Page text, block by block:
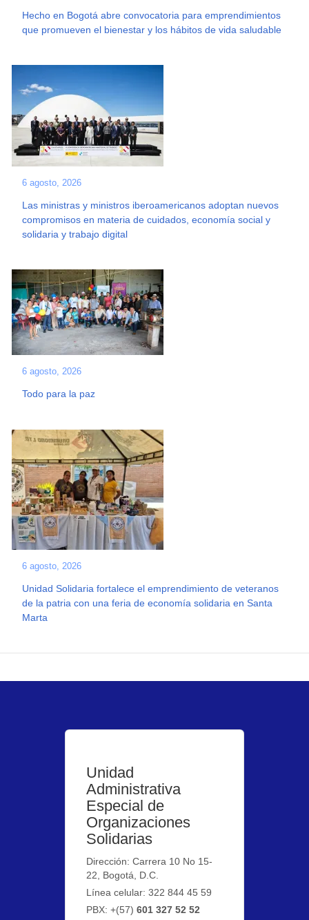
Hecho en Bogotá abre convocatoria para emprendimientos
que promueven el bienestar y los hábitos de vida saludable
6 agosto, 2026
Las ministras y ministros iberoamericanos adoptan nuevos
compromisos en materia de cuidados, economía social y
solidaria y trabajo digital
6 agosto, 2026
Todo para la paz
6 agosto, 2026
Unidad Solidaria fortalece el emprendimiento de veteranos
de la patria con una feria de economía solidaria en Santa
Marta
Unidad
Administrativa
Especial de
Organizaciones
Solidarias
Dirección: Carrera 10 No 15-
22, Bogotá, D.C.
Línea celular: 322 844 45 59
PBX: +(57)601 327 52 52